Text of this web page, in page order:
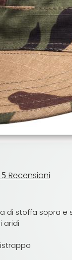
5 Recensioni
di stoffa sopra e
aridi